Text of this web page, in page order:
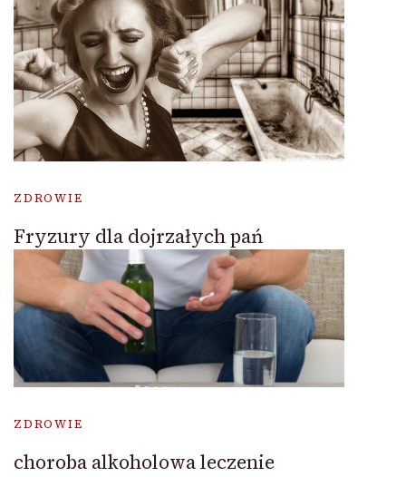
ZDROWIE
Fryzury dla dojrzałych pań
ZDROWIE
choroba alkoholowa leczenie